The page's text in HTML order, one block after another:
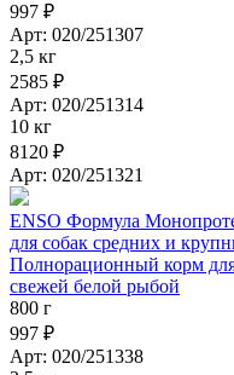
997 ₽
Арт: 020/251307
2,5 кг
2585 ₽
Арт: 020/251314
10 кг
8120 ₽
Арт: 020/251321
ENSO Формула
для собак средних и
Полнорационный корм
свежей белой рыбой
800 г
997 ₽
Арт: 020/251338